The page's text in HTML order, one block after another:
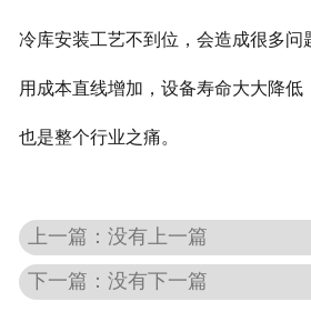
冷库安装工艺不到位，会造成很多问
用成本直线增加，设备寿命大大降低
也是整个行业之痛。
上一篇：没有上一篇
下一篇：没有下一篇